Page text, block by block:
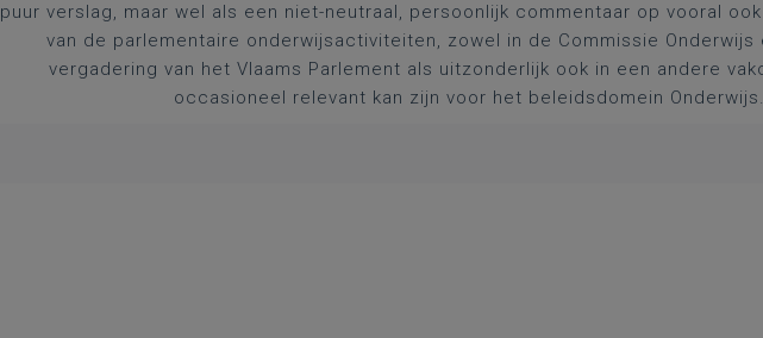
puur verslag, maar wel als een niet-neutraal, persoonlijk commentaar op vooral
van de parlementaire onderwijsactiviteiten, zowel in de Commissie Onderwijs
vergadering van het Vlaams Parlement als uitzonderlijk ook in een andere
occasioneel relevant kan zijn voor het beleidsdomein Onderwijs.